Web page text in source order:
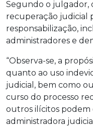
Segundo o julgador,
recuperação judicial
responsabilização,
administradores e
“Observa-se, a
quanto ao uso
judicial, bem como
curso do processo
outros ilícitos podem
administradora